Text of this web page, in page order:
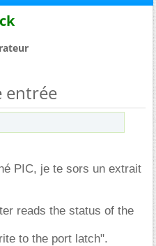
entrée
PIC, je te sors un extrait
reads the status of the
to the port latch".